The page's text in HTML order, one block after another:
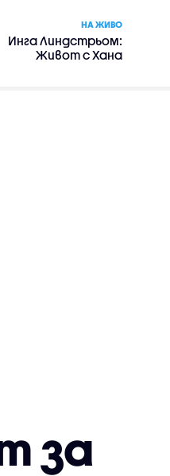
НА ЖИВО
Инга Линдстрьом:
Живот с Хана
за